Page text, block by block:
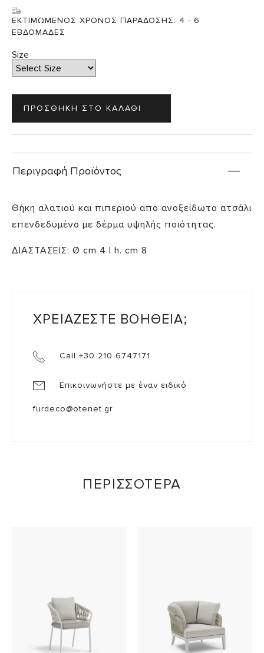
ΕΚΤΙΜΩΜΕΝΟΣ ΧΡΟΝΟΣ ΠΑΡΑΔΟΣΗΣ: 4 - 6
ΕΒΔΟΜΑΔΕΣ
Size
Περιγραφή Προϊόντος
Θήκη αλατιού και πιπεριού απο ανοξείδωτο ατσάλι
επενδεδυμένο με δέρμα υψηλής ποιότητας.
ΔΙΑΣΤΑΣΕΙΣ: Ø cm 4 | h. cm 8
ΧΡΕΙΑΖΕΣΤΕ ΒΟΗΘΕΙΑ;
Call +30 210 6747171
Επικοινωνήστε με έναν ειδικό
furdeco@otenet.gr
ΠΕΡΙΣΣΟΤΕΡΑ